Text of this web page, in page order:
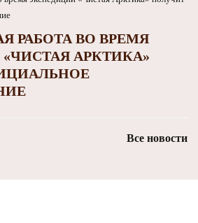
РАБОТА ВО ВРЕМЯ
АРКТИКА»
Все новости